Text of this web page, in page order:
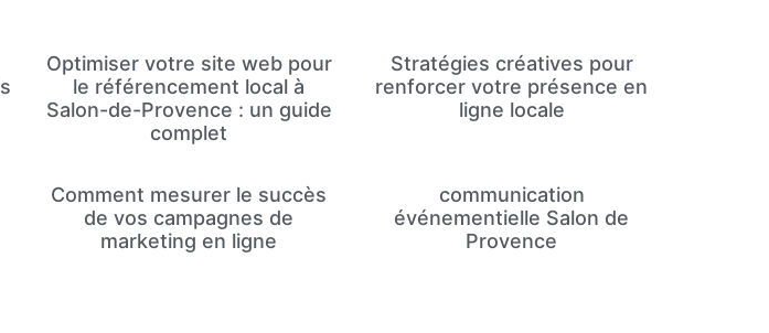
Optimiser votre site web pour
le référencement local à
Salon-de-Provence : un guide
complet
Stratégies créatives pour
renforcer votre présence en
ligne locale
Comment mesurer le succès
de vos campagnes de
marketing en ligne
communication
événementielle Salon de
Provence